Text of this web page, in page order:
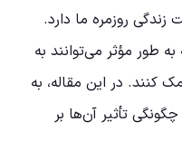
زندگی روزمره ما دارد.
طور مؤثر می‌توانند به
کنند. در این مقاله، به
تأثیر آن‌ها بر